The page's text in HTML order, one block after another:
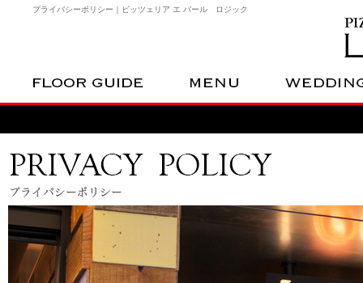
プライバシーポリシー｜ピッツェリア エ バール ロジック
FLOOR GUIDE